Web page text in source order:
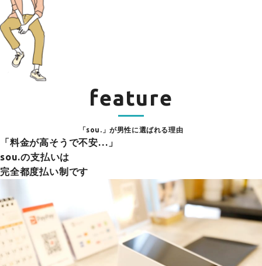
feature
「sou.」が男性に選ばれる理由
「料金が高そうで不安…」
sou.の支払いは
完全都度払い制です